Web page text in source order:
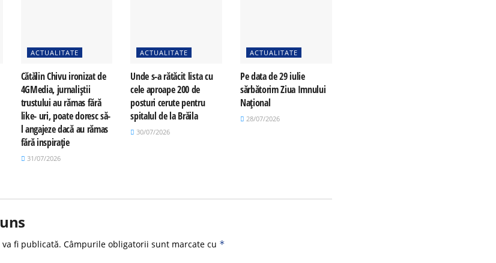
ACTUALITATE
Cătălin Chivu ironizat de
4GMedia, jurnaliștii
trustului au rămas fără
like- uri, poate doresc să-
l angajeze dacă au rămas
fără inspirație
31/07/2026
ACTUALITATE
Unde s-a rătăcit lista cu
cele aproape 200 de
posturi cerute pentru
spitalul de la Brăila
30/07/2026
ACTUALITATE
Pe data de 29 iulie
sărbătorim Ziua Imnului
Național
28/07/2026
fi publicată. Câmpurile obligatorii sunt marcate cu *